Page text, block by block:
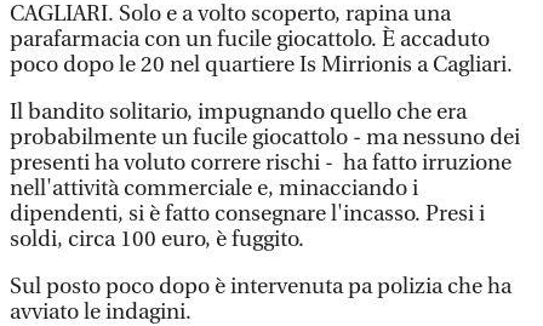
CAGLIARI. Solo e a volto scoperto, rapina una
parafarmacia con un fucile giocattolo. È accaduto
poco dopo le 20 nel quartiere Is Mirrionis a Cagliari.
Il bandito solitario, impugnando quello che era
probabilmente un fucile giocattolo - ma nessuno dei
presenti ha voluto correre rischi - ha fatto irruzione
nell'attività commerciale e, minacciando i
dipendenti, si è fatto consegnare l'incasso. Presi i
soldi, circa 100 euro, è fuggito.
Sul posto poco dopo è intervenuta pa polizia che ha
avviato le indagini.